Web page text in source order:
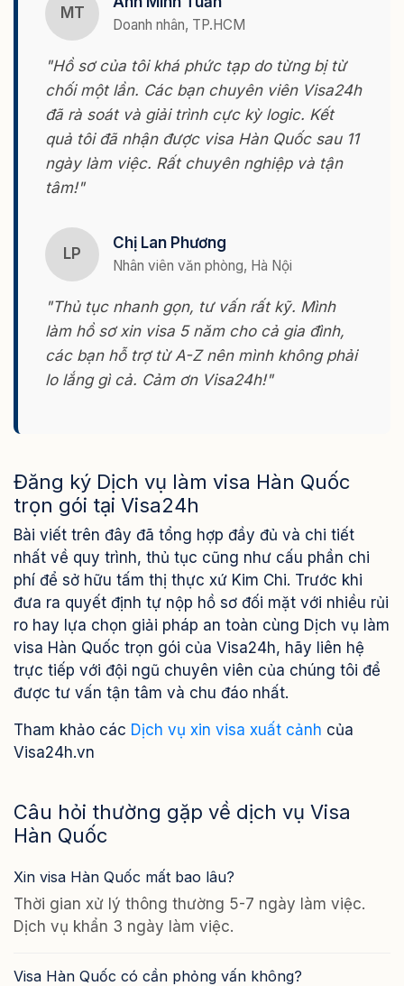
MT
Doanh nhân, TP.HCM
"Hồ sơ của tôi khá phức tạp do từng bị từ
chối một lần. Các bạn chuyên viên Visa24h
đã rà soát và giải trình cực kỳ logic. Kết
quả tôi đã nhận được visa Hàn Quốc sau 11
ngày làm việc. Rất chuyên nghiệp và tận
tâm!"
LP
Chị Lan Phương
Nhân viên văn phòng, Hà Nội
"Thủ tục nhanh gọn, tư vấn rất kỹ. Mình
làm hồ sơ xin visa 5 năm cho cả gia đình,
các bạn hỗ trợ từ A-Z nên mình không phải
lo lắng gì cả. Cảm ơn Visa24h!"
Đăng ký Dịch vụ làm visa Hàn Quốc
trọn gói tại Visa24h
Bài viết trên đây đã tổng hợp đầy đủ và chi tiết
nhất về quy trình, thủ tục cũng như cấu phần chi
phí để sở hữu tấm thị thực xứ Kim Chi. Trước khi
đưa ra quyết định tự nộp hồ sơ đối mặt với nhiều rủi
ro hay lựa chọn giải pháp an toàn cùng Dịch vụ làm
visa Hàn Quốc trọn gói của Visa24h, hãy liên hệ
trực tiếp với đội ngũ chuyên viên của chúng tôi để
được tư vấn tận tâm và chu đáo nhất.
Tham khảo các Dịch vụ xin visa xuất cảnh của
Visa24h.vn
Câu hỏi thường gặp về dịch vụ Visa
Hàn Quốc
Xin visa Hàn Quốc mất bao lâu?
Thời gian xử lý thông thường 5-7 ngày làm việc.
Dịch vụ khẩn 3 ngày làm việc.
Visa Hàn Quốc có cần phỏng vấn không?